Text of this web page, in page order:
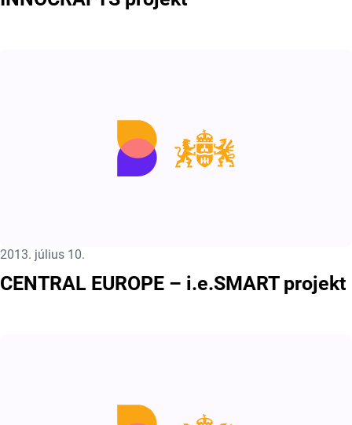
Közzétéve:
2013. július 10.
CENTRAL EUROPE – i.e.SMART projekt